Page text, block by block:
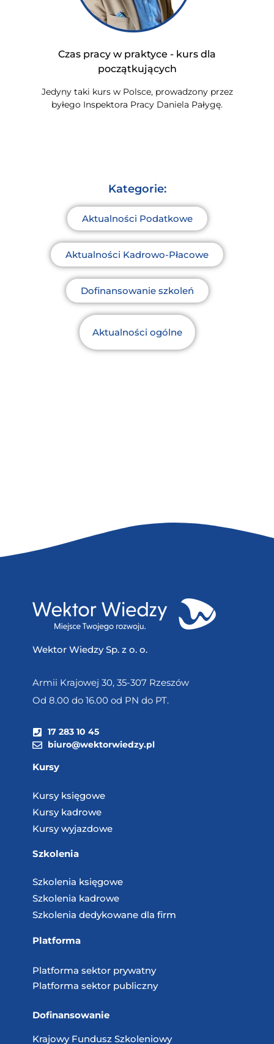
Czas pracy w praktyce - kurs dla
początkujących
Jedyny taki kurs w Polsce, prowadzony przez
byłego Inspektora Pracy Daniela Pałygę.
Kategorie:
Aktualności Podatkowe
Aktualności Kadrowo-Płacowe
Dofinansowanie szkoleń
Aktualności ogólne
Wektor Wiedzy Sp. z o. o.
Armii Krajowej 30, 35-307 Rzeszów
Od 8.00 do 16.00 od PN do PT.
17 283 10 45
biuro@wektorwiedzy.pl
Kursy
Kursy księgowe
Kursy kadrowe
Kursy wyjazdowe
Szkolenia
Szkolenia księgowe
Szkolenia kadrowe
Szkolenia dedykowane dla firm
Platforma
Platforma sektor prywatny
Platforma sektor publiczny
Dofinansowanie
Krajowy Fundusz Szkoleniowy